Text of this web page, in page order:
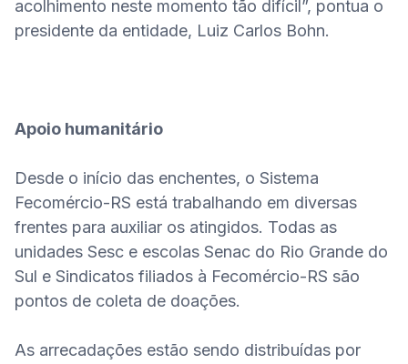
acolhimento neste momento tão difícil”, pontua o
presidente da entidade, Luiz Carlos Bohn.
Apoio humanitário
Desde o início das enchentes, o Sistema
Fecomércio-RS está trabalhando em diversas
frentes para auxiliar os atingidos. Todas as
unidades Sesc e escolas Senac do Rio Grande do
Sul e Sindicatos filiados à Fecomércio-RS são
pontos de coleta de doações.
As arrecadações estão sendo distribuídas por